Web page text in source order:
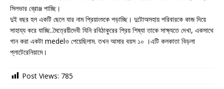
সিলভার ব্রোঞ্জ পাচ্ছি।
দুই বছর হল একটি ছেলে যার নাম প্রিয়াংশুকে পড়াচ্ছি। দুটোঅসহায় পরিবারকে কাজ দিয়ে
সাহায্য করে যাচ্ছি..মৈত্রেয়ীদেবী যিনি রবিঠাকুরের প্রিয় শিষ্যা তাকে সাক্ষ্যতে দেখা, একসাথে
গান করা একটা medelও পেয়েছিলাম. তখন আমার বয়স ১০ ।এটি কলকাতা বিড়লা
প্লাটেরেনিয়ামে।
Post Views: 785